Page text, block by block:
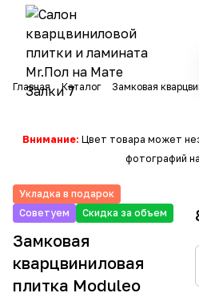
Главная Каталог Замковая
Внимание: Цвет товара может
фотографий
Укладка в подарок
Советуем
Скидка за объем
Замковая
кварцвиниловая
плитка Moduleo